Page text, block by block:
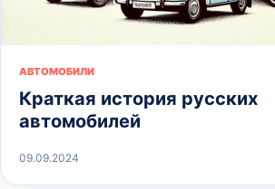
АВТОМОБИЛИ
Краткая история русских
автомобилей
09.09.2024